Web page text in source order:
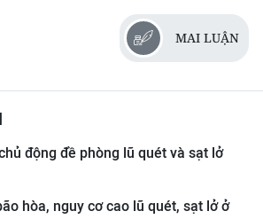
MAI LUẬN
động đề phòng lũ quét và sạt lở
hòa, nguy cơ cao lũ quét, sạt lở ở